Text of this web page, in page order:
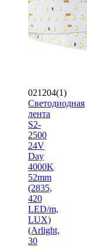
021204(1)
Светодиодная
лента
S2-
2500
24V
Day
4000K
52mm
(2835,
420
LED/m,
LUX)
(Arlight,
30